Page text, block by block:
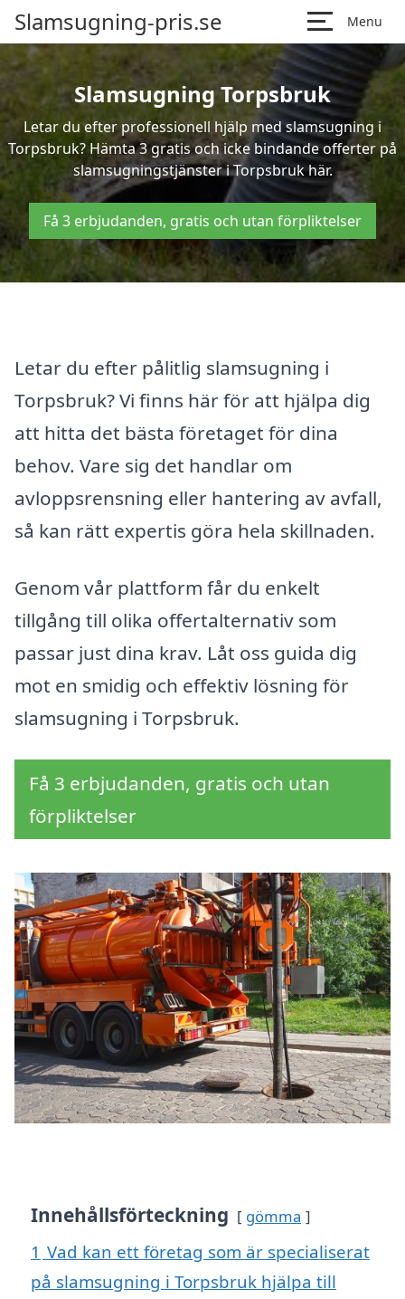
Slamsugning-pris.se Menu
Slamsugning Torpsbruk
Letar du efter professionell hjälp med slamsugning i
Torpsbruk? Hämta 3 gratis och icke bindande offerter på
slamsugningstjänster i Torpsbruk här.
Få 3 erbjudanden, gratis och utan förpliktelser
Letar du efter pålitlig slamsugning i
Torpsbruk? Vi finns här för att hjälpa dig
att hitta det bästa företaget för dina
behov. Vare sig det handlar om
avloppsrensning eller hantering av avfall,
så kan rätt expertis göra hela skillnaden.
Genom vår plattform får du enkelt
tillgång till olika offertalternativ som
passar just dina krav. Låt oss guida dig
mot en smidig och effektiv lösning för
slamsugning i Torpsbruk.
Få 3 erbjudanden, gratis och utan
förpliktelser
Innehållsförteckning gömma
1 Vad kan ett företag som är specialiserat
på slamsugning i Torpsbruk hjälpa till